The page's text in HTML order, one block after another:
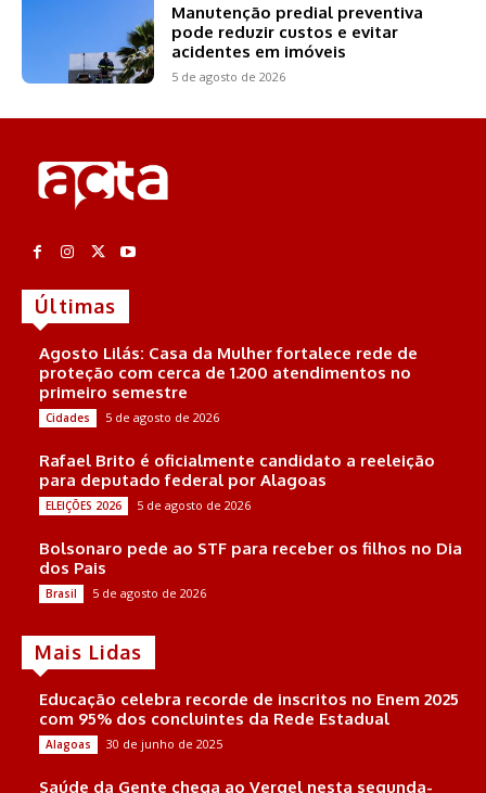
Manutenção predial preventiva
pode reduzir custos e evitar
acidentes em imóveis
5 de agosto de 2026
Últimas
Agosto Lilás: Casa da Mulher fortalece rede de
proteção com cerca de 1.200 atendimentos no
primeiro semestre
Cidades 5 de agosto de 2026
Rafael Brito é oficialmente candidato a reeleição
para deputado federal por Alagoas
ELEIÇÕES 2026 5 de agosto de 2026
Bolsonaro pede ao STF para receber os filhos no Dia
dos Pais
Brasil 5 de agosto de 2026
Mais Lidas
Educação celebra recorde de inscritos no Enem 2025
com 95% dos concluintes da Rede Estadual
Alagoas 30 de junho de 2025
Saúde da Gente chega ao Vergel nesta segunda-